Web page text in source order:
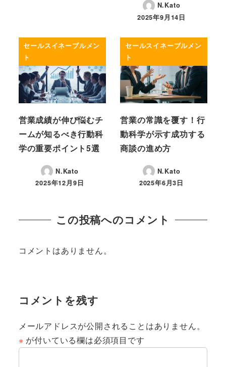
N.Kato
投稿日
2025年9月14日
セールスイネーブルメン
ト
営業成績が伸び悩むチ
ームが知るべき行動科
学の重要ポイント5選
N.Kato
投稿日
2025年12月9日
セールスイネーブルメン
ト
営業の常識を覆す！行
動科学が示す成功する
商談の進め方
N.Kato
投稿日
2025年6月3日
この投稿へのコメント
コメントはありません。
コメントを残す
メールアドレスが公開されることはありません。
※ が付いている欄は必須項目です